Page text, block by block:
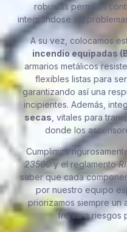
robustas permiten
integrándose sin
A su vez, colocamos
incendio equipadas
armarios metálicos
flexibles listas para
garantizando así una
incipientes. Además,
secas , vitales para
donde los
Cumplimos
23500y el reglamento
saber que cada
por nuestro equipo
priorizamos siempre un
frente a riesgos